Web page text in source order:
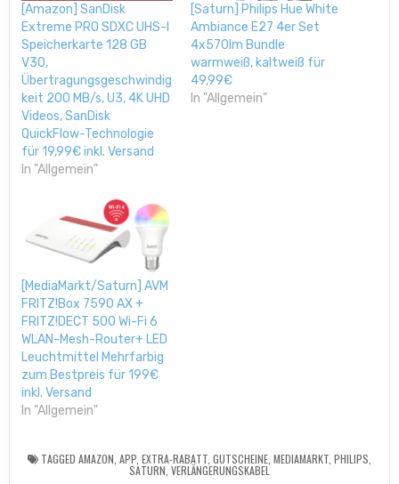
[Amazon] SanDisk
Extreme PRO SDXC UHS-I
Speicherkarte 128 GB
V30,
Übertragungsgeschwindig
keit 200 MB/s, U3, 4K UHD
Videos, SanDisk
QuickFlow-Technologie
für 19,99€ inkl. Versand
In "Allgemein"
[Saturn] Philips Hue White
Ambiance E27 4er Set
4x570lm Bundle
warmweiß, kaltweiß für
49,99€
In "Allgemein"
[MediaMarkt/Saturn] AVM
FRITZ!Box 7590 AX +
FRITZ!DECT 500 Wi-Fi 6
WLAN-Mesh-Router+ LED
Leuchtmittel Mehrfarbig
zum Bestpreis für 199€
inkl. Versand
In "Allgemein"
TAGGED AMAZON APP EXTRA-RABATT GUTSCHEINE MEDIAMARKT PHILIPS
SATURN VERLÄNGERUNGSKABEL